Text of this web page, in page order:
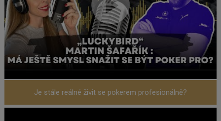
Je stále reálné živit se pokerem profesionálně?